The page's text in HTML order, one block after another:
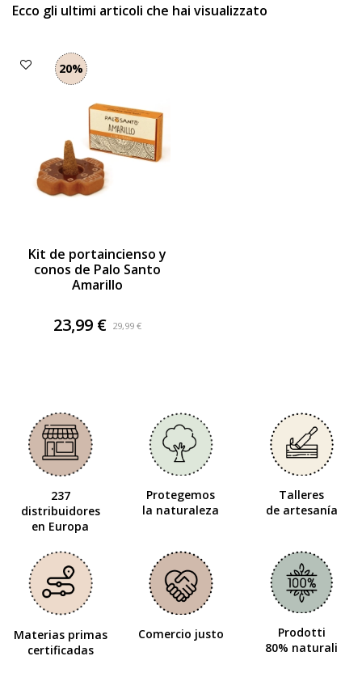
Ecco gli ultimi articoli che hai visualizzato
20%
Kit de portaincienso y
conos de Palo Santo
Amarillo
23,99 € 29,99 €
237
distribuidores
en Europa
Protegemos
la naturaleza
Talleres
de artesanía
Materias primas
certificadas
Comercio justo
Prodotti
80% naturali